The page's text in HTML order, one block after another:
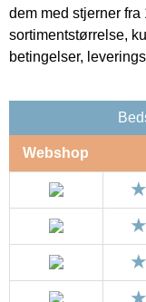
dem med stjerner
sortimentstørrelse,
betingelser,
Webshop